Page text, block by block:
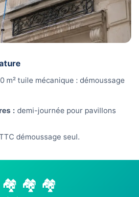
m² tuile mécanique : démoussage
: demi-journée pour pavillons
démoussage seul.
🏘️ 🏘️ 🏘️